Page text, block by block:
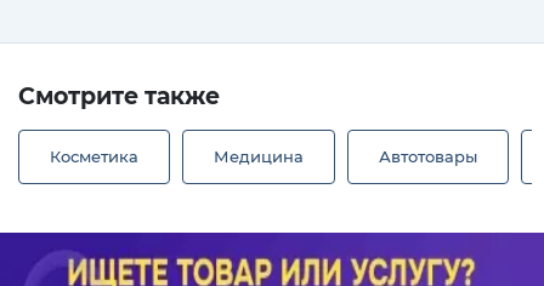
Смотрите также
Косметика Медицина Автотовары